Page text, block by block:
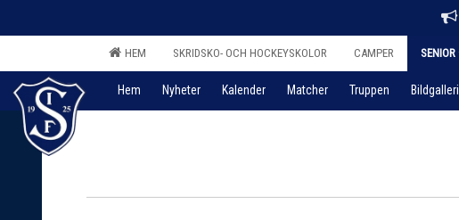
HEM SKRIDSKO- OCH HOCKEYSKOLOR CAMPER SENIOR
Hem Nyheter Kalender Matcher Truppen Bildgalleri